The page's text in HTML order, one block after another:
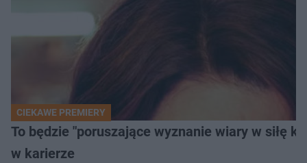
CIEKAWE PREMIERY
To będzie "poruszające wyznanie wiary w siłę
w karierze